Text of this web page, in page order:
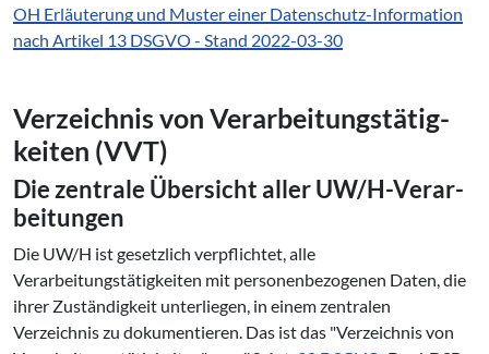
OH Erläuterung und Muster einer Datenschutz-Information
nach Artikel 13 DSGVO - Stand 2022-03-30
Verzeichnis von Ver­ar­bei­tungs­tä­tig­
kei­ten (VVT)
Die zentrale Übersicht aller UW/H-Ver­ar­
bei­tun­gen
Die UW/H ist gesetzlich verpflichtet, alle
Verarbeitungstätigkeiten mit personenbezogenen Daten, die
ihrer Zuständigkeit unterliegen, in einem zentralen
Verzeichnis zu dokumentieren. Das ist das "Verzeichnis von